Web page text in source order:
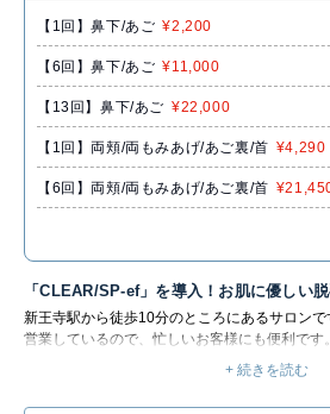
【​1回】鼻下/あご ¥2,200
【6回】鼻下/あご ¥11,000
【13回】鼻下/あご ¥22,000
【​1回】両頬/両もみあげ/あご裏/首 ¥4,290
【6回】両頬/両もみあげ/あご裏/首
「CLEAR/SP-ef」を導入！お肌に優しい
新王寺駅から徒歩10分のところにあるサロン
営業しているので、忙しいお客様にも便利です。
メンズ脱毛では、「CLEAR/SP-ef」を導入して
め、安心の品質が保証されています。東京都の
+ 続きを読む